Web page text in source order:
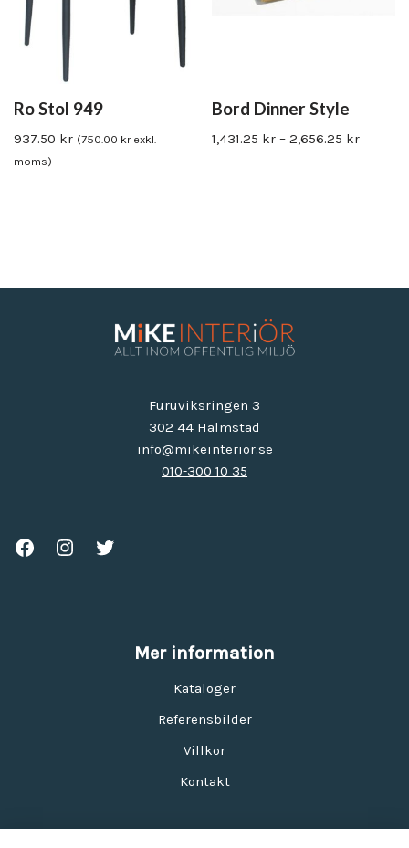
Ro Stol 949
937.50 kr (750.00 krexkl.
moms)
Bord Dinner Style
1,431.25 kr – 2,656.25 kr
Furuviksringen 3
302 44 Halmstad
info@mikeinterior.se
010-300 10 35
Mer information
Kataloger
Referensbilder
Villkor
Kontakt